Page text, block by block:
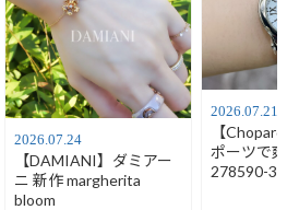
2026.07.24
【DAMIANI】ダミアー
ニ 新作 margherita
bloom
2026.07.21
【
ポーツで
278590-